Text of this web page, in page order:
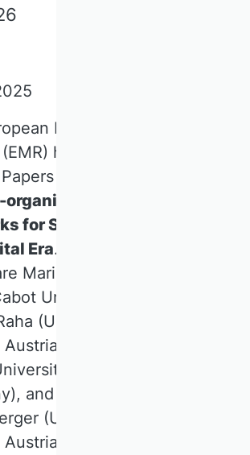
Management
has launched a
on
for Sustainability in
Era. Guest editors of
Maria Jell-Ojobor
University, Italy),
(University of
Jörg Sydow
Berlin,
and Josef
(University of
Deadline for